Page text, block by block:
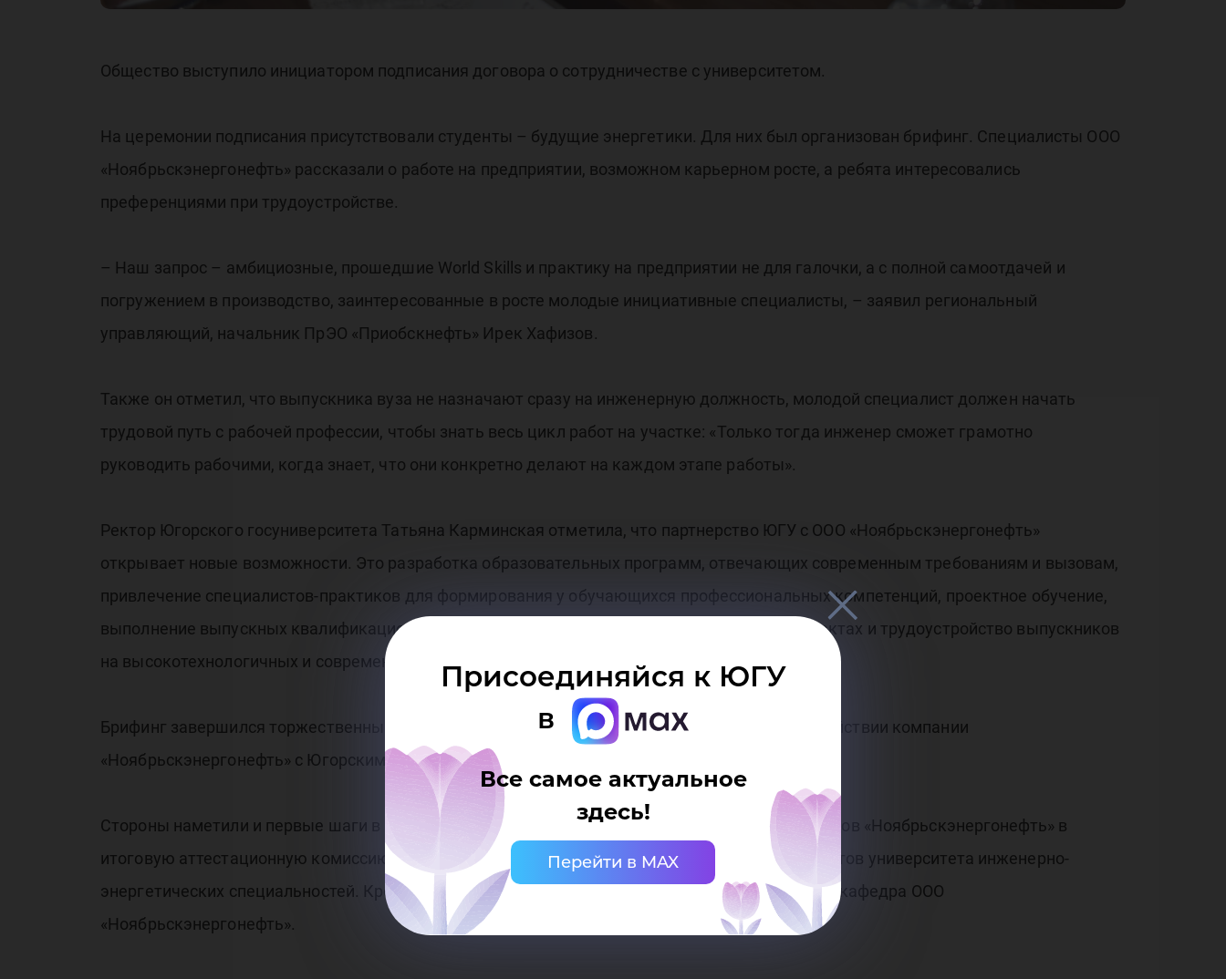
Присоединяйся к ЮГУ
в
Все самое актуальное
здесь!
Перейти в MAX
Общество выступило инициатором подписания договора о сотрудничестве с университетом.
На церемонии подписания присутствовали студенты – будущие энергетики. Для них был организован брифинг. Специалисты ООО
«Ноябрьскэнергонефть» рассказали о работе на предприятии, возможном карьерном росте, а ребята интересовались
преференциями при трудоустройстве.
– Наш запрос – амбициозные, прошедшие World Skills и практику на предприятии не для галочки, а с полной самоотдачей и
погружением в производство, заинтересованные в росте молодые инициативные специалисты, – заявил региональный
управляющий, начальник ПрЭО «Приобскнефть» Ирек Хафизов.
Также он отметил, что выпускника вуза не назначают сразу на инженерную должность, молодой специалист должен начать
трудовой путь с рабочей профессии, чтобы знать весь цикл работ на участке: «Только тогда инженер сможет грамотно
руководить рабочими, когда знает, что они конкретно делают на каждом этапе работы».
Ректор Югорского госуниверситета Татьяна Карминская отметила, что партнерство ЮГУ с ООО «Ноябрьскэнергонефть»
открывает новые возможности. Это разработка образовательных программ, отвечающих современным требованиям и вызовам,
привлечение специалистов-практиков для формирования у обучающихся профессиональных компетенций, проектное обучение,
выполнение выпускных квалификационных работ с участием обучающихся в реальных проектах и трудоустройство выпускников
на высокотехнологичных и современных предприятиях.
Брифинг завершился торжественным подписанием соглашения о сотрудничестве и взаимодействии компании
«Ноябрьскэнергонефть» с Югорским госуниверситетом.
Стороны наметили и первые шаги в рамках подписанного документа – включение специалистов «Ноябрьскэнергонефть» в
итоговую аттестационную комиссию при защите выпускных квалификационных работ студентов университета инженерно-
энергетических специальностей. Кроме того, в Югорском госуниверситете откроется базовая кафедра ООО
«Ноябрьскэнергонефть».